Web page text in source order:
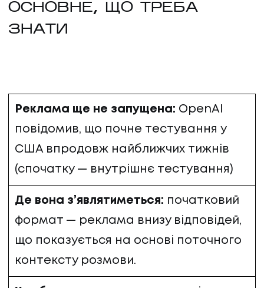
ОСНОВНЕ, ЩО ТРЕБА
ЗНАТИ
Реклама ще не запущена: OpenAI
повідомив, що почне тестування у
США впродовж найближчих тижнів
(спочатку — внутрішнє тестування)
Де вона з’являтиметься: початковий
формат — реклама внизу відповідей,
що показується на основі поточного
контексту розмови.
КАР'ЄРА
КАР'ЄРА
КЕЙСИ
БЛОГ
БЛОГ
КЛІЄНТИ
ПРО НАС